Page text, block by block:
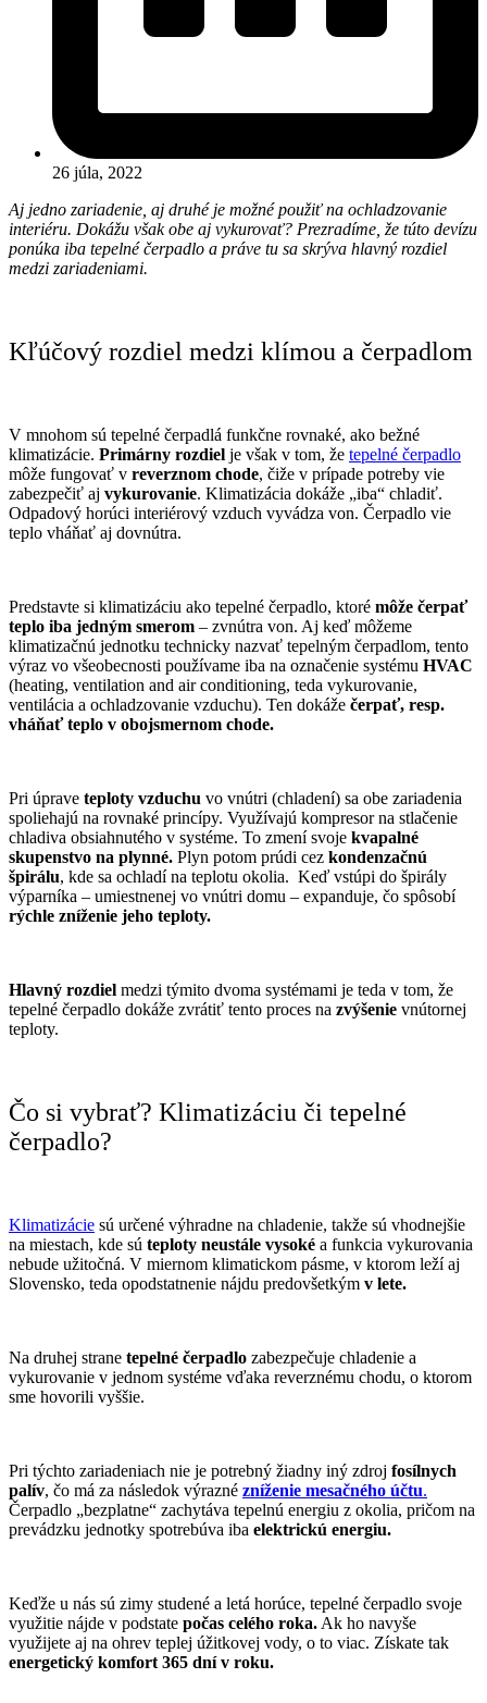
26 júla, 2022
Aj jedno zariadenie, aj druhé je možné použiť na ochladzovanie
interiéru. Dokážu však obe aj vykurovať? Prezradíme, že túto devízu
ponúka iba tepelné čerpadlo a práve tu sa skrýva hlavný rozdiel
medzi zariadeniami.
Kľúčový rozdiel medzi klímou a čerpadlom
V mnohom sú tepelné čerpadlá funkčne rovnaké, ako bežné
klimatizácie. Primárny rozdiel je však v tom, že tepelné čerpadlo
môže fungovať v reverznom chode, čiže v prípade potreby vie
zabezpečiť aj vykurovanie. Klimatizácia dokáže „iba“ chladiť.
Odpadový horúci interiérový vzduch vyvádza von. Čerpadlo vie
teplo vháňať aj dovnútra.
Predstavte si klimatizáciu ako tepelné čerpadlo, ktoré môže čerpať
teplo iba jedným smerom – zvnútra von. Aj keď môžeme
klimatizačnú jednotku technicky nazvať tepelným čerpadlom, tento
výraz vo všeobecnosti používame iba na označenie systému HVAC
(heating, ventilation and air conditioning, teda vykurovanie,
ventilácia a ochladzovanie vzduchu). Ten dokáže čerpať, resp.
vháňať teplo v obojsmernom chode.
Pri úprave teploty vzduchu vo vnútri (chladení) sa obe zariadenia
spoliehajú na rovnaké princípy. Využívajú kompresor na stlačenie
chladiva obsiahnutého v systéme. To zmení svoje kvapalné
skupenstvo na plynné. Plyn potom prúdi cez kondenzačnú
špirálu, kde sa ochladí na teplotu okolia. Keď vstúpi do špirály
výparníka – umiestnenej vo vnútri domu – expanduje, čo spôsobí
rýchle zníženie jeho teploty.
Hlavný rozdiel medzi týmito dvoma systémami je teda v tom, že
tepelné čerpadlo dokáže zvrátiť tento proces na zvýšenie vnútornej
teploty.
Čo si vybrať? Klimatizáciu či tepelné
čerpadlo?
Klimatizácie sú určené výhradne na chladenie, takže sú vhodnejšie
na miestach, kde sú teploty neustále vysoké a funkcia vykurovania
nebude užitočná. V miernom klimatickom pásme, v ktorom leží aj
Slovensko, teda opodstatnenie nájdu predovšetkým v lete.
Na druhej strane tepelné čerpadlo zabezpečuje chladenie a
vykurovanie v jednom systéme vďaka reverznému chodu, o ktorom
sme hovorili vyššie.
Pri týchto zariadeniach nie je potrebný žiadny iný zdroj fosílnych
palív, čo má za následok výrazné zníženie mesačného účtu.
Čerpadlo „bezplatne“ zachytáva tepelnú energiu z okolia, pričom na
prevádzku jednotky spotrebúva iba elektrickú energiu.
Keďže u nás sú zimy studené a letá horúce, tepelné čerpadlo svoje
využitie nájde v podstate počas celého roka. Ak ho navyše
využijete aj na ohrev teplej úžitkovej vody, o to viac. Získate tak
energetický komfort 365 dní v roku.